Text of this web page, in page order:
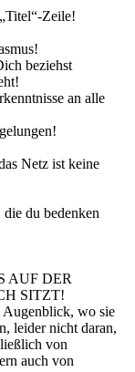
Zeile!
beziehst
an alle
Netz ist keine
du bedenken
AUF DER
SITZT!
Augenblick, wo sie
leider nicht daran,
von
auch von